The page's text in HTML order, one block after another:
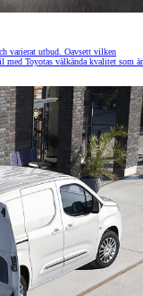
varierat utbud. Oavsett vilken
med Toyotas välkända kvalitet som är